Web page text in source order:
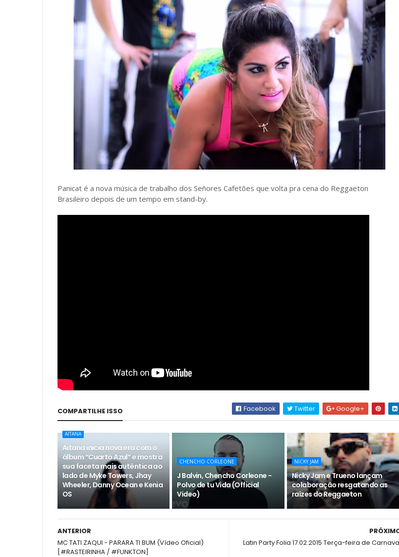
Panicat é a nova música de trabalho dos Señores Cafetões que volta pra cena do Reggaeton
Brasileiro depois de um tempo em stand-by.
COMPARTILHE ISSO Facebook Twitter Google+
AITANA
Aitana inicia nova era com o
álbum “Cuarto Azul” e mostra
sua faceta mais autêntica ao
lado de Myke Towers, Jhay
Wheeler, Danny Ocean e Kenia
OS
CHENCHO CORLEONE
J Balvin, Chencho Corleone -
Polvo de tu Vida (Official
Video)
NICKY JAM
Nicky Jam e Trueno lançam
colaboração resgatando as
raízes do Reggaeton
Latin Party Folia 17.02.2015 Terça-feira de
ANTERIOR
MC TATI ZAQUI - PARARA TI BUM (Vídeo Oficial)
[#RASTEIRINHA / #FUNKTON]